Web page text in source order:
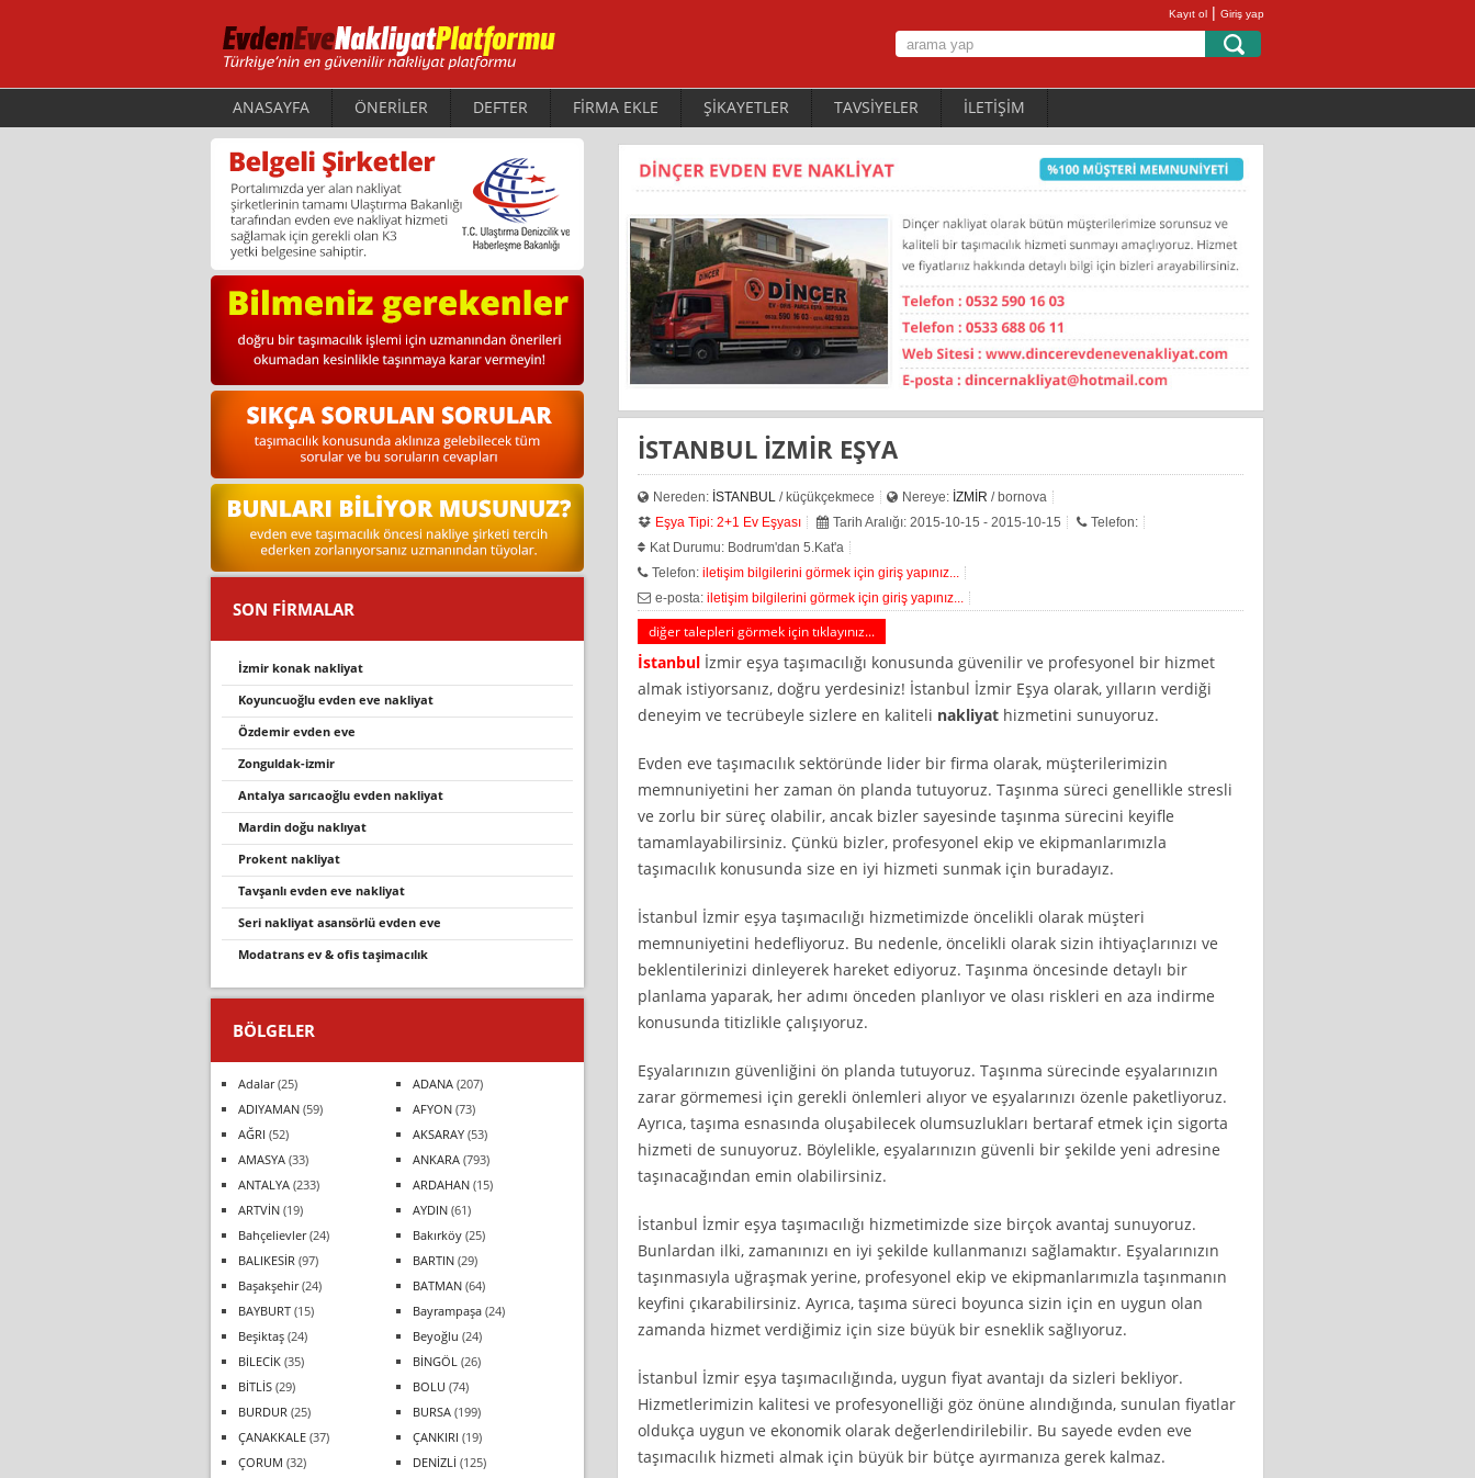
Kayıt ol | Giriş yap
ANASAYFA ÖNERİLER DEFTER FİRMA EKLE ŞİKAYETLER TAVSİYELER İLETİŞİM
İSTANBUL İZMİR EŞYA
Nereden: İSTANBUL/ küçükçekmece Nereye: İZMİR / bornova
Eşya Tipi: 2+1 Ev Eşyası
Tarih Aralığı: 2015-10-15 - 2015-10-15
Telefon:
Kat Durumu: Bodrum'dan 5.Kat'a
Telefon: iletişim bilgilerini görmek için giriş yapınız...
e-posta: iletişim bilgilerini görmek için giriş yapınız...
diğer talepleri görmek için tıklayınız...
İstanbulİzmir eşya taşımacılığı konusunda güvenilir ve profesyonel bir hizmet
almak istiyorsanız, doğru yerdesiniz! İstanbul İzmir Eşya olarak, yılların verdiği
deneyim ve tecrübeyle sizlere en kaliteli nakliyathizmetini sunuyoruz.
Evden eve taşımacılık sektöründe lider bir firma olarak, müşterilerimizin
memnuniyetini her zaman ön planda tutuyoruz. Taşınma süreci genellikle stresli
ve zorlu bir süreç olabilir, ancak bizler sayesinde taşınma sürecini keyifle
tamamlayabilirsiniz. Çünkü bizler, profesyonel ekip ve ekipmanlarımızla
taşımacılık konusunda size en iyi hizmeti sunmak için buradayız.
İstanbul İzmir eşya taşımacılığı hizmetimizde öncelikli olarak müşteri
memnuniyetini hedefliyoruz. Bu nedenle, öncelikli olarak sizin ihtiyaçlarınızı ve
beklentilerinizi dinleyerek hareket ediyoruz. Taşınma öncesinde detaylı bir
planlama yaparak, her adımı önceden planlıyor ve olası riskleri en aza indirme
konusunda titizlikle çalışıyoruz.
Eşyalarınızın güvenliğini ön planda tutuyoruz. Taşınma sürecinde eşyalarınızın
zarar görmemesi için gerekli önlemleri alıyor ve eşyalarınızı özenle paketliyoruz.
Ayrıca, taşıma esnasında oluşabilecek olumsuzlukları bertaraf etmek için sigorta
hizmeti de sunuyoruz. Böylelikle, eşyalarınızın güvenli bir şekilde yeni adresine
taşınacağından emin olabilirsiniz.
İstanbul İzmir eşya taşımacılığı hizmetimizde size birçok avantaj sunuyoruz.
Bunlardan ilki, zamanınızı en iyi şekilde kullanmanızı sağlamaktır. Eşyalarınızın
taşınmasıyla uğraşmak yerine, profesyonel ekip ve ekipmanlarımızla taşınmanın
keyfini çıkarabilirsiniz. Ayrıca, taşıma süreci boyunca sizin için en uygun olan
zamanda hizmet verdiğimiz için size büyük bir esneklik sağlıyoruz.
İstanbul İzmir eşya taşımacılığında, uygun fiyat avantajı da sizleri bekliyor.
Hizmetlerimizin kalitesi ve profesyonelliği göz önüne alındığında, sunulan fiyatlar
oldukça uygun ve ekonomik olarak değerlendirilebilir. Bu sayede evden eve
taşımacılık hizmeti almak için büyük bir bütçe ayırmanıza gerek kalmaz.
SON FİRMALAR
i̇zmir konak nakliyat
koyuncuoğlu evden eve nakliyat
özdemir evden eve
zonguldak-izmir
antalya sarıcaoğlu evden nakliyat
mardi̇n doğu nakliyat
prokent nakliyat
tavşanli evden eve nakli̇yat
seri nakliyat asansörlü evden eve
modatrans ev & ofis taşimacılık
BÖLGELER
Adalar(25) ADANA (207)
ADIYAMAN (59) AFYON (73)
AĞRI (52) AKSARAY (53)
AMASYA (33) ANKARA (793)
ANTALYA (233) ARDAHAN (15)
ARTVİN (19) AYDIN (61)
Bahçelievler(24) Bakırköy (25)
BALIKESİR (97) BARTIN (29)
Başakşehir(24) BATMAN (64)
BAYBURT (15) Bayrampaşa (24)
Beşiktaş (24) Beyoğlu (24)
BİLECİK (35) BİNGÖL (26)
BİTLİS (29) BOLU (74)
BURDUR (25) BURSA (199)
ÇANAKKALE (37) ÇANKIRI (19)
ÇORUM (32) DENİZLİ (125)